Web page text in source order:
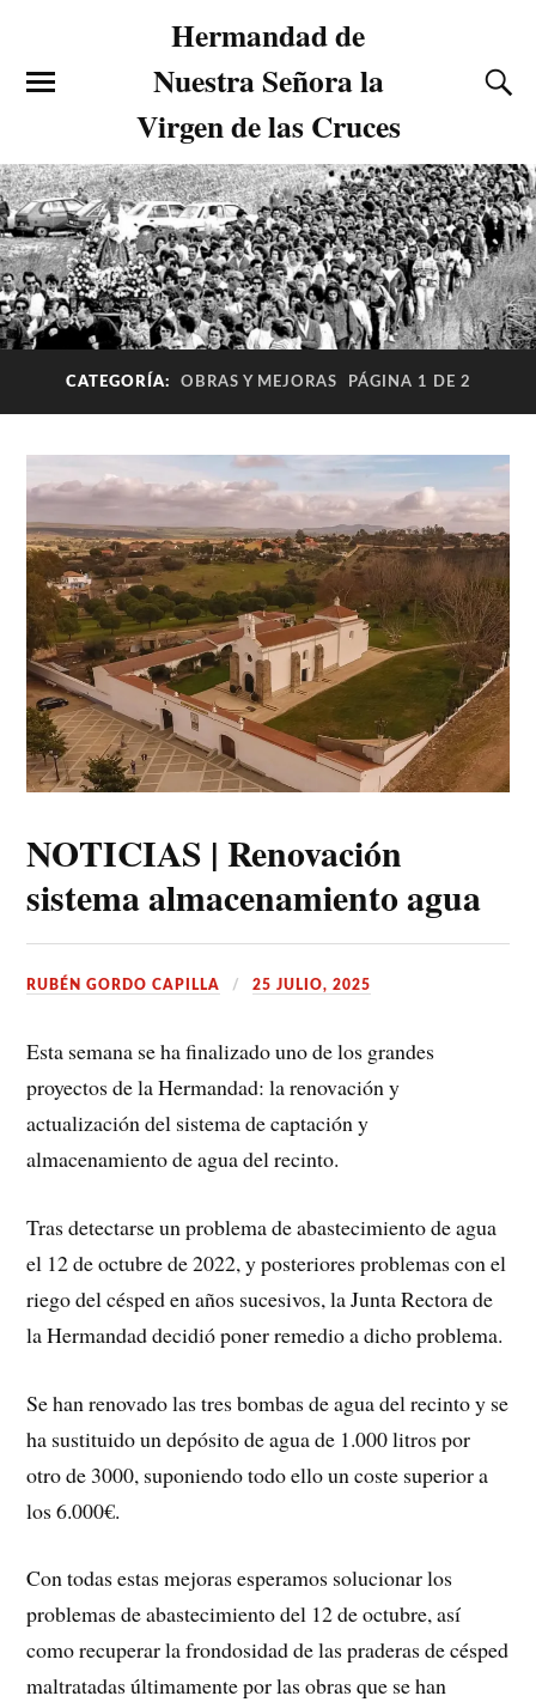
Hermandad de
Nuestra Señora la
Virgen de las Cruces
CATEGORÍA: OBRAS Y MEJORAS PÁGINA 1 DE 2
NOTICIAS | Renovación
sistema almacenamiento agua
RUBÉN GORDO CAPILLA 25 JULIO, 2025
Esta semana se ha finalizado uno de los grandes
proyectos de la Hermandad: la renovación y
actualización del sistema de captación y
almacenamiento de agua del recinto.
Tras detectarse un problema de abastecimiento de agua
el 12 de octubre de 2022, y posteriores problemas con el
riego del césped en años sucesivos, la Junta Rectora de
la Hermandad decidió poner remedio a dicho problema.
Se han renovado las tres bombas de agua del recinto y se
ha sustituido un depósito de agua de 1.000 litros por
otro de 3000, suponiendo todo ello un coste superior a
los 6.000€.
Con todas estas mejoras esperamos solucionar los
problemas de abastecimiento del 12 de octubre, así
como recuperar la frondosidad de las praderas de césped
maltratadas últimamente por las obras que se han